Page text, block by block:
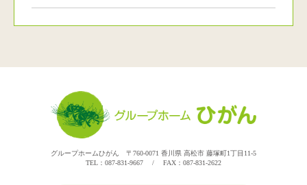
グループホームひがん 〒760-0071 香川県 高松市 藤塚町1丁目11-5
TEL：087-831-9667 / FAX：087-831-2622